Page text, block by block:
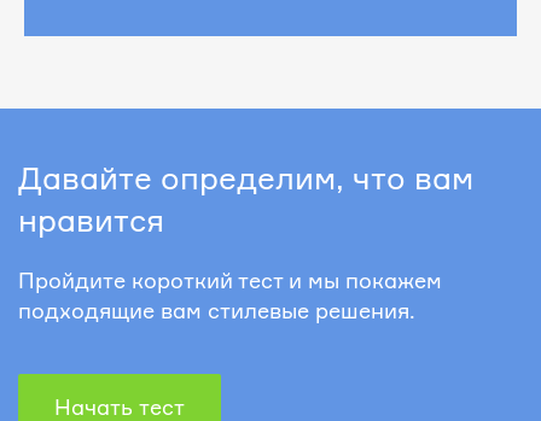
Давайте определим, что вам
нравится
Пройдите короткий тест и мы покажем
подходящие вам стилевые решения.
Начать тест